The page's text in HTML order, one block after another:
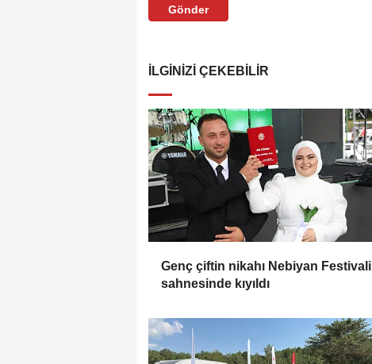
Gönder
İLGINIZI ÇEKEBILIR
Genç çiftin nikahı Nebiyan Festivali
sahnesinde kıyıldı